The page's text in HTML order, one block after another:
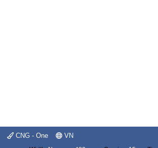
CNG - One VN